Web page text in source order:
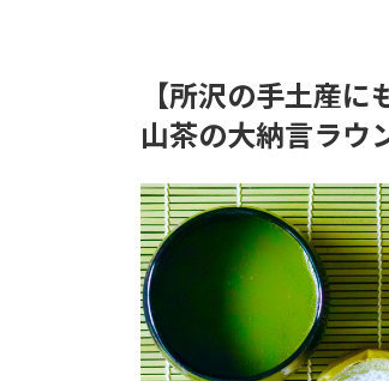
【所沢の手土産
山茶の大納言ラウ